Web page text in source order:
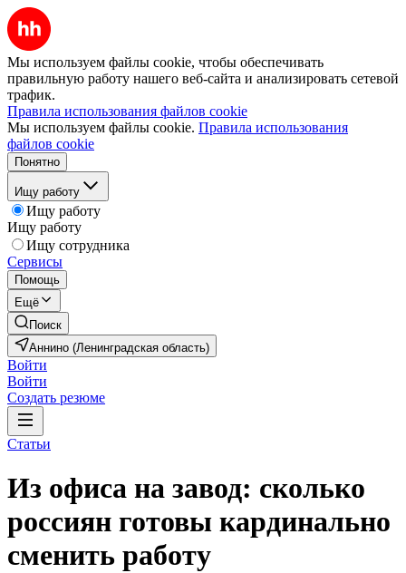
Мы используем файлы cookie, чтобы обеспечивать
правильную работу нашего веб-сайта и анализировать сетевой
трафик.
Правила использования файлов cookie
Мы используем файлы cookie. Правила использования
файлов cookie
Понятно
Ищу работу
Ищу работу
Ищу работу
Ищу сотрудника
Сервисы
Помощь
Ещё
Поиск
Аннино (Ленинградская область)
Войти
Войти
Создать резюме
Статьи
Из офиса на завод: сколько
россиян готовы кардинально
сменить работу